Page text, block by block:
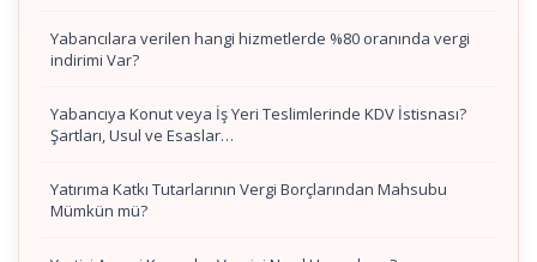
Yabancılara verilen hangi hizmetlerde %80 oranında vergi
indirimi Var?
Yabancıya Konut veya İş Yeri Teslimlerinde KDV İstisnası?
Şartları, Usul ve Esaslar…
Yatırıma Katkı Tutarlarının Vergi Borçlarından Mahsubu
Mümkün mü?